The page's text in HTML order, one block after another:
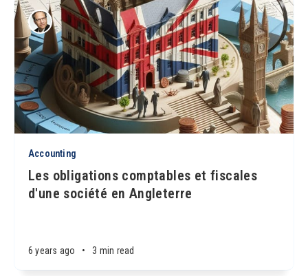
Accounting
Les obligations comptables et fiscales
d'une société en Angleterre
6 years ago • 3 min read